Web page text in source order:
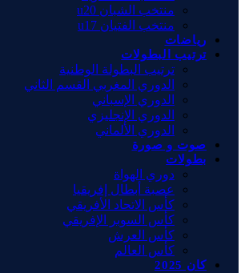
منتخب الشبان u20
منتخب الفتيان u17
رياضات
ترتيب البطولات
ترتيب البطولة الوطنية
الدوري المغربي القسم الثاني
الدوري الإسباني
الدوري الإنجليزي
الدوري الألماني
صوت و صورة
بطولات
دوري الهواة
عصبة أبطال إفريقيا
كأس الاتحاد الأفريقي
كأس السوبر الإفريقي
كأس العرش
كأس العالم
كان 2025